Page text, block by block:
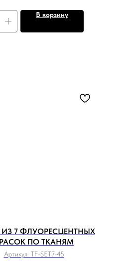
В корзину
7 ФЛУОРЕСЦЕНТНЫХ
ПО ТКАНЯМ
Артикул: TF-SET7-45